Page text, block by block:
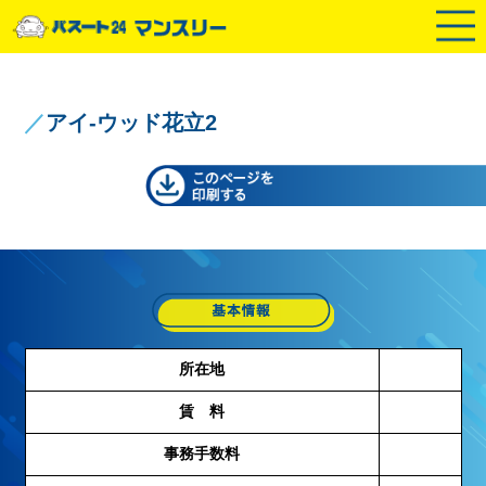
／アイ-ウッド花立2
所在地
賃 料
事務手数料